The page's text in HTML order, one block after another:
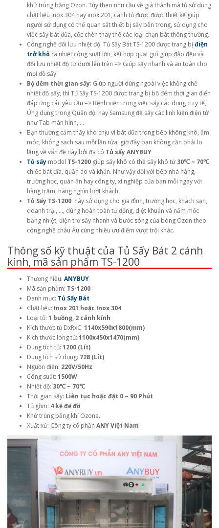
khử trùng bằng Ozon. Tùy theo nhu cầu về giá thành mà tủ sử dụng
chất liệu inox 304 hay inox 201, cánh tủ được được thiết kế giúp
người sử dụng có thể quan sát thiết bị sấy bên trong, sử dụng cho
việc sấy bát đũa, cốc chén thay thế các loại chạn bát thông thường.
Công nghệ đối lưu nhiệt độ: Tủ Sấy Bát TS-1200 được trang bị điện
trở khô ra nhiệt công suất lớn, kết hợp quạt gió giúp đảo đều và
đối lưu nhiệt độ từ dưới lên trên => Giúp sấy nhanh và an toàn cho
mọi đồ sấy.
Bộ đếm thời gian sấy: Giúp người dùng ngoài việc khống chế
nhiệt độ sấy, thì Tủ Sấy TS-1200 được trang bị bộ đếm thời gian điển
đáp ứng các yêu cầu => Bệnh viện trong việc sấy các dụng cụ y tế,
Ứng dụng trong Quân đội hay Samsung để sấy các linh kiện điện tử
như Tab màn hình, ...
Bạn thường cảm thấy khó chịu vì bát đũa trong bếp không khô, ẩm
móc, không sạch sau mỗi lần rửa, giờ đây bạn không cần phải lo
lắng về vấn đề này bởi đã có Tủ sấy ANYBUY
Tủ sấy model TS-1200 giúp sấy khô có thể sấy khô từ 30℃ ~ 70℃
chiếc bát đĩa, quần áo và khăn. Như vậy đối với bếp nhà hàng,
trường học, quán ăn hay công ty, xí nghiệp của bạn mỗi ngày với
hàng trăm, hàng nghìn lượt khách.
Tủ Sấy TS-1200 này sử dụng cho gia đình, trường học, khách sạn,
doanh trại, ..., dùng hoàn toàn tự động, diệt khuẩn và nấm mốc
bằng nhiệt, điện trở sấy nhanh và bước sóng của bóng Ozon theo
công nghệ châu Âu cùng nhiều ưu điểm vượt trội khác.
Thông số kỹ thuật của Tủ Sấy Bát 2 cánh
kính, mã sản phẩm TS-1200
Thương hiệu: ANYBUY
Mã sản phẩm: TS-1200
Danh mục: Tủ Sấy Bát
Chất liệu: Inox 201 hoặc Inox 304
Loại tủ: 1 buồng, 2 cánh kính
Kích thước tủ DxRxC: 1140x590x1800(mm)
Kích thước lòng tủ: 1100x450x1470(mm)
Dung tích tủ: 1200 (Lít)
Dung tích sử dụng: 728 (Lít)
Nguồn điện: 220V/50Hz
Công suất: 1500W
Nhiệt độ: 30℃ ~ 70℃
Thời gian sấy: Liên tục hoặc đặt 0 ~ 90 Phút
Tủ gồm: 4 kệ để đồ
Khử trùng bằng khí Ozone.
Xuất xứ: Công ty cổ phần ANY Việt Nam